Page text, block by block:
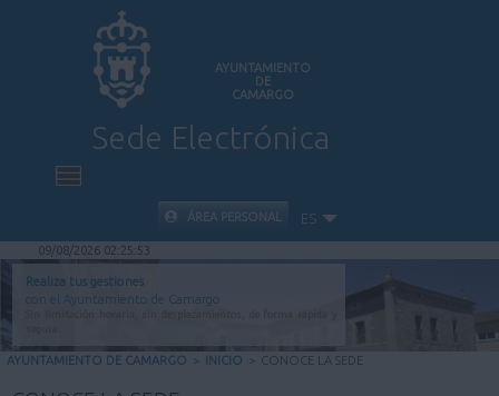
AYUNTAMIENTO
DE
CAMARGO
Sede Electrónica
INICIO
INFORMACIÓN PÚBLICA
CARPETA CIUDADANA
ÁREA PERSONAL ES
09/08/2026 02:25:53
Realiza tus gestiones
con el Ayuntamiento de Camargo
AYUNTAMIENTO DE CAMARGO > INICIO > CONOCE LA SEDE